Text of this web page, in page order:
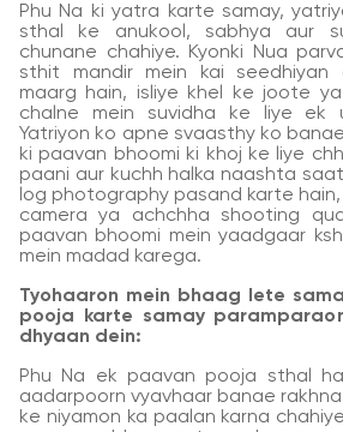
Phu Na ki yatra karte samay,
sthal ke anukool, sabhya aur
chunane chahiye. Kyonki Nua
sthit mandir mein kai seedhiyan
maarg hain, isliye khel ke joote
chalne mein suvidha ke liye ek
Yatriyon ko apne svaasthy ko
ki paavan bhoomi ki khoj ke liye
paani aur kuchh halka naashta
log photography pasand karte
camera ya achchha shooting
paavan bhoomi mein yaadgaar
mein madad karega.
Tyohaaron mein bhaag lete
pooja karte samay
dhyaan dein:
Phu Na ek paavan pooja sthal
aadarpoorn vyavhaar banae
ke niyamon ka paalan karna